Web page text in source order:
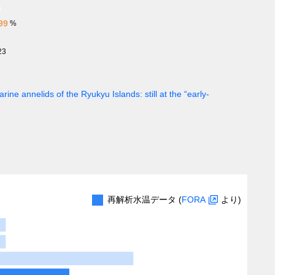
%
annelids of the Ryukyu Islands: still at the “early-
再解析水温データ (FORA より)